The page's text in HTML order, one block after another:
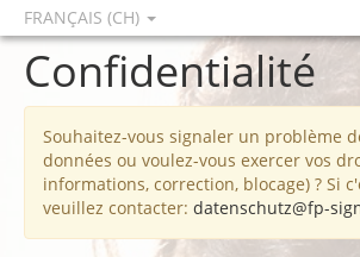
FRANÇAIS (CH)
Confidentialité
Souhaitez-vous signaler un problème
données ou voulez-vous exercer vos
informations, correction, blocage) ? Si
veuillez contacter: datenschutz@fp-